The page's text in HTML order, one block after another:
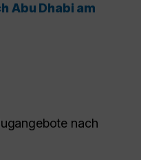
Abu Dhabi am
nach